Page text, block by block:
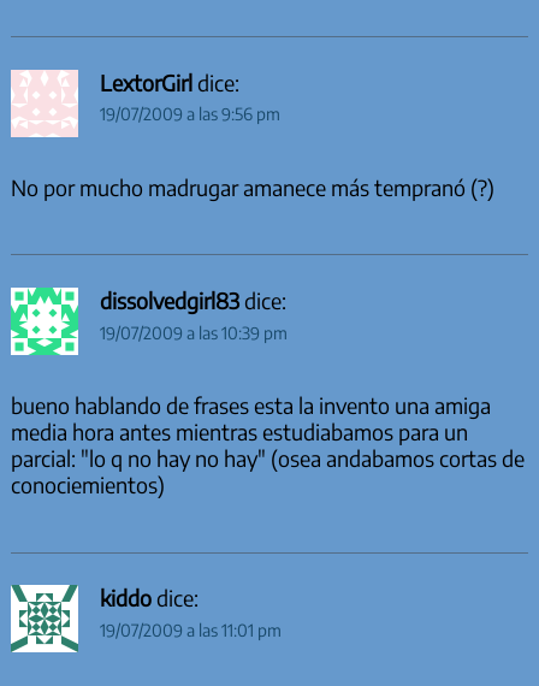
LextorGirl dice:
19/07/2009 a las 9:56 pm
No por mucho madrugar amanece más tempranó (?)
dissolvedgirl83dice:
19/07/2009 a las 10:39 pm
bueno hablando de frases esta la invento una amiga
media hora antes mientras estudiabamos para un
parcial: "lo q no hay no hay" (osea andabamos cortas de
conociemientos)
kiddodice:
19/07/2009 a las 11:01 pm